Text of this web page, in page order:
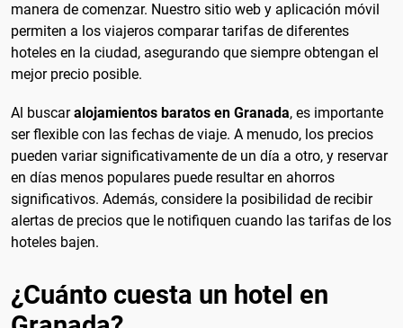
manera de comenzar. Nuestro sitio web y aplicación móvil
permiten a los viajeros comparar tarifas de diferentes
hoteles en la ciudad, asegurando que siempre obtengan el
mejor precio posible.
Al buscaralojamientos baratos en Granada, es importante
ser flexible con las fechas de viaje. A menudo, los precios
pueden variar significativamente de un día a otro, y reservar
en días menos populares puede resultar en ahorros
significativos. Además, considere la posibilidad de recibir
alertas de precios que le notifiquen cuando las tarifas de los
hoteles bajen.
¿Cuánto cuesta un hotel en